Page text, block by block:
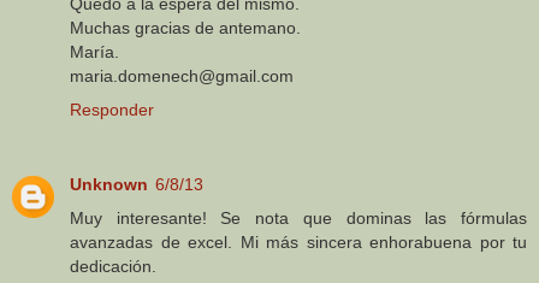
Muchas gracias de antemano.
María.
maria.domenech@gmail.com
Responder
Unknown 6/8/13
Muy interesante! Se nota que dominas las fórmulas
avanzadas de excel. Mi más sincera enhorabuena por tu
dedicación.